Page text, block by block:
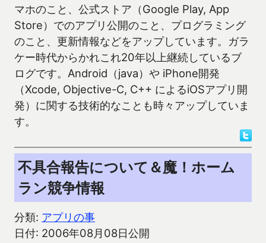
マホのこと、公式ストア（Google Play, App
Store）でのアプリ公開のこと、プログラミング
のこと、更新情報などをアップしています。ガラ
ケー時代からかれこれ20年以上継続しているブ
ログです。Android（java）や iPhone開発
（Xcode, Objective-C, C++ によるiOSアプリ開
発）に関する技術的なことも時々アップしていま
す。
不具合報告について＆魔！ホーム
ラン競争情報
分類: アプリの事
日付: 2006年08月08日公開